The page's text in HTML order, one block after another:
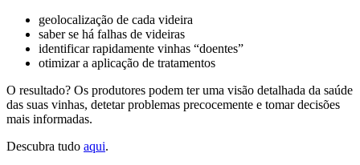
geolocalização de cada videira
saber se há falhas de videiras
identificar rapidamente vinhas “doentes”
otimizar a aplicação de tratamentos
O resultado? Os produtores podem ter uma visão detalhada da saúde
das suas vinhas, detetar problemas precocemente e tomar decisões
mais informadas.
Descubra tudo aqui.